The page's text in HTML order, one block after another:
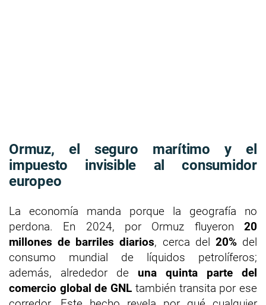
Ormuz, el seguro marítimo y el
impuesto invisible al consumidor
europeo
La economía manda porque la geografía no
perdona. En 2024, por Ormuz fluyeron 20
millones de barriles diarios, cerca del 20%del
consumo mundial de líquidos petrolíferos;
además, alrededor de una quinta parte del
comercio global de GNL también transita por ese